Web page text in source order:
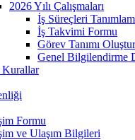
2026 Yılı Çalışmaları
İş Süreçleri
İş Takvimi Formu
Görev Tanımı
Genel Bilgilendirme
Formu
ve Ulaşım Bilgileri